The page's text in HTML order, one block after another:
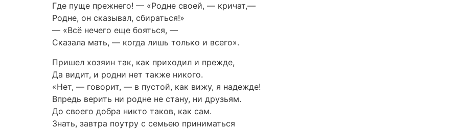
Где пуще прежнего! — «Родне своей, — кричат,—
Родне, он сказывал, сбираться!»
— «Всё нечего еще бояться, —
Сказала мать, — когда лишь только и всего».
Пришел хозяин так, как приходил и прежде,
Да видит, и родни нет также никого.
«Нет, — говорит, — в пустой, как вижу, я надежде!
Впредь верить ни родне не стану, ни друзьям.
До своего добра никто таков, как сам.
Знать, завтра поутру с семьею приниматься